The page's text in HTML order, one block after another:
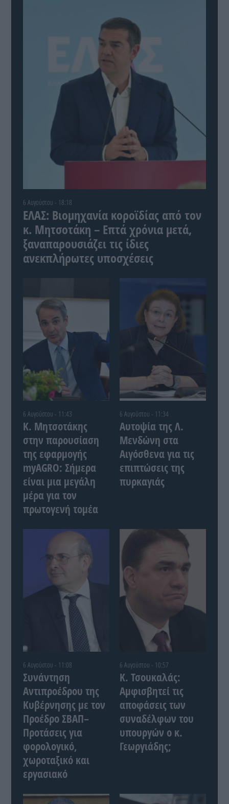
6 Αυγούστου - 18:18
ΕΛΑΣ: Βιομηχανία κοροϊδίας από τον
κ. Μητσοτάκη – Επτά χρόνια μετά,
ξαναπαρουσιάζει τις ίδιες
ανεκπλήρωτες υποσχέσεις
6 Αυγούστου - 11:43
Κ. Μητσοτάκης
στην παρουσίαση
της εφαρμογής
myAGRO: Σήμερα
είναι μια μεγάλη
μέρα για τον
πρωτογενή τομέα
6 Αυγούστου - 11:34
Αυτοψία της Λ.
Μενδώνη στα
Αιγόσθενα για τις
επιπτώσεις της
πυρκαγιάς
6 Αυγούστου - 11:08
Συνάντηση
Αντιπροέδρου της
Κυβέρνησης με τον
Προέδρο ΣΒΑΠ–
Προτάσεις για
φορολογικό,
χωροταξικό και
εργασιακό
6 Αυγούστου - 10:57
Κ. Τσουκαλάς:
Αμφισβητεί τις
αποφάσεις των
συναδέλφων του
υπουργών ο κ.
Γεωργιάδης;